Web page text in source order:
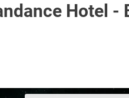
Hotel -